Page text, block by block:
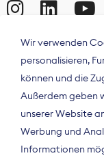
Wir verwenden
personalisieren,
können und die
Außerdem geben
unserer Website
Werbung und
Informationen